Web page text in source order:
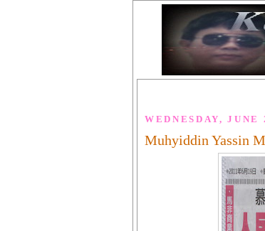
WEDNESDAY, JUNE
Muhyiddin Yassin